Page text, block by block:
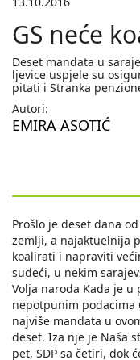
GS neće
Deset mandata u
ljevice uspjele su
pitati i Stranka
Autori:
EMIRA ASOTIĆ
Prošlo je deset dana
zemlji, a najaktuelnija
koalirati i napraviti
sudeći, u nekim
Volja naroda Kada je u
nepotpunim podacima
najviše mandata u
deset. Iza nje je Naša
pet, SDP sa četiri, dok